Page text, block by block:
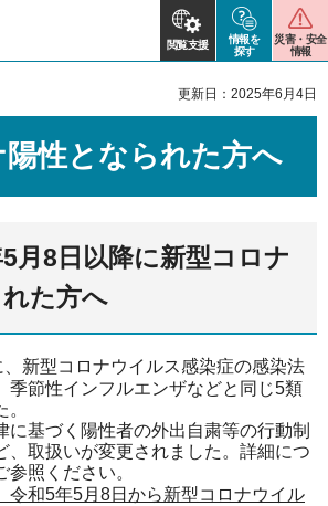
閲覧支援
情報を
探す
災害・安全
情報
更新日：2025年6月4日
性となられた方へ
8日以降に新型コロナ
た方へ
新型コロナウイルス感染症の感染法
季節性インフルエンザなどと同じ5類
に基づく陽性者の外出自粛等の行動制
、取扱いが変更されました。詳細につ
参照ください。
令和5年5月8日から新型コロナウイル